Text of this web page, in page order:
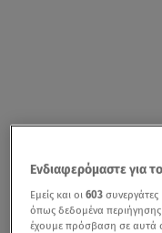
Ενδιαφερόμαστε για
Εμείς και οι603
όπως δεδομένα περιήγησης
έχουμε πρόσβαση σε αυτά